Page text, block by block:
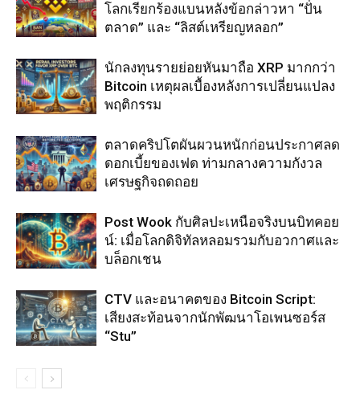
โลกเรียกร้องแบนหลังข้อกล่าวหา “ปั่น
ตลาด” และ “ลิสต์เหรียญหลอก”
นักลงทุนรายย่อยหันมาถือ XRP มากกว่า
Bitcoin เหตุผลเบื้องหลังการเปลี่ยนแปลง
พฤติกรรม
ตลาดคริปโตผันผวนหนักก่อนประกาศลด
ดอกเบี้ยของเฟด ท่ามกลางความกังวล
เศรษฐกิจถดถอย
Post Wook กับศิลปะเหนือจริงบนบิทคอย
น์: เมื่อโลกดิจิทัลหลอมรวมกับอวกาศและ
บล็อกเชน
CTV และอนาคตของ Bitcoin Script:
เสียงสะท้อนจากนักพัฒนาโอเพนซอร์ส
“Stu”